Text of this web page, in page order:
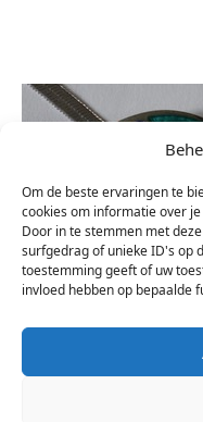
Om de beste ervaringen te
cookies om informatie over
Door in te stemmen met
surfgedrag of unieke ID's op
toestemming geeft of uw
invloed hebben op bepaalde